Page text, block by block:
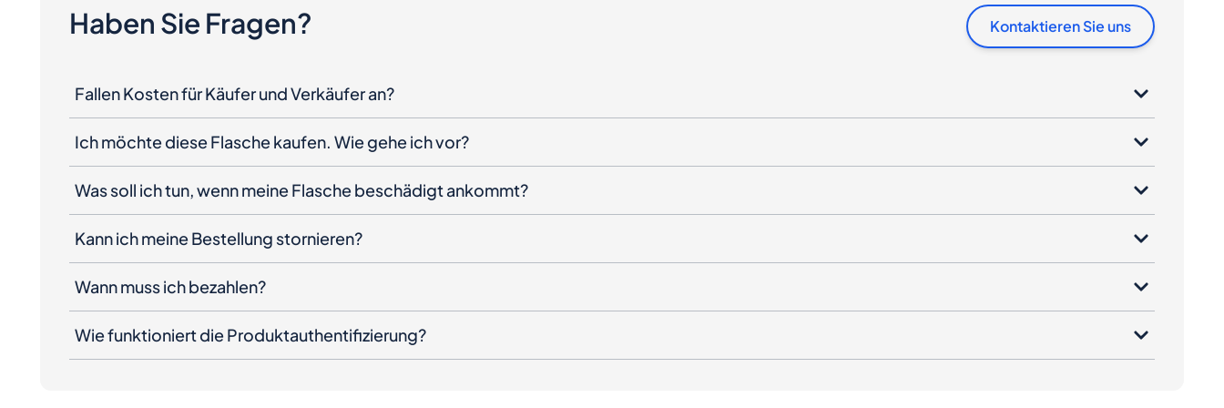
Haben Sie Fragen? Kontaktieren Sie uns
Fallen Kosten für Käufer und Verkäufer an?
Ich möchte diese Flasche kaufen. Wie gehe ich vor?
Was soll ich tun, wenn meine Flasche beschädigt ankommt?
Kann ich meine Bestellung stornieren?
Wann muss ich bezahlen?
Wie funktioniert die Produktauthentifizierung?